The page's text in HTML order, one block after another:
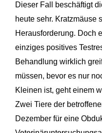
Dieser Fall beschäftigt
heute sehr. Kratzmäuse
Herausforderung. Doch
einziges positives
Behandlung wirklich
müssen, bevor es nur
Kleinen ist, geht einem
Zwei Tiere der
Dezember für eine